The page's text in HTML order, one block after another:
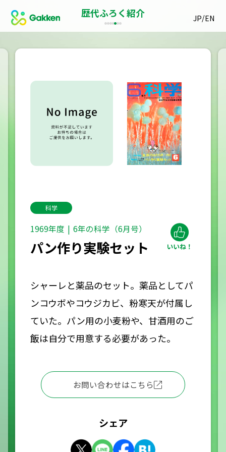
JP/EN
歴代ふろく紹介
科学
1969年度 6年の科学（6月号）
パン作り実験セット
シャーレと薬品のセット。薬品としてパ
ンコウボやコウジカビ、粉寒天が付属し
ていた。パン用の小麦粉や、甘酒用のご
飯は自分で用意する必要があった。
お問い合わせはこちら
シェア